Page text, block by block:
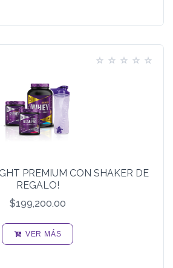
PREMIUM CON SHAKER DE
REGALO!
$199,200.00
VER MÁS